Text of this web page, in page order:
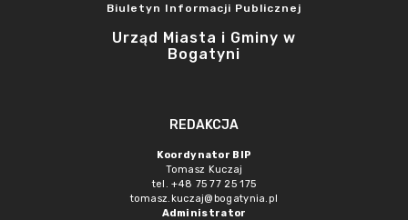
Biuletyn Informacji Publicznej
Urząd Miasta i Gminy w
Bogatyni
REDAKCJA
Koordynator BIP
Tomasz Kuczaj
tel. +48 75 77 25 175
tomasz.kuczaj@bogatynia.pl
Administrator